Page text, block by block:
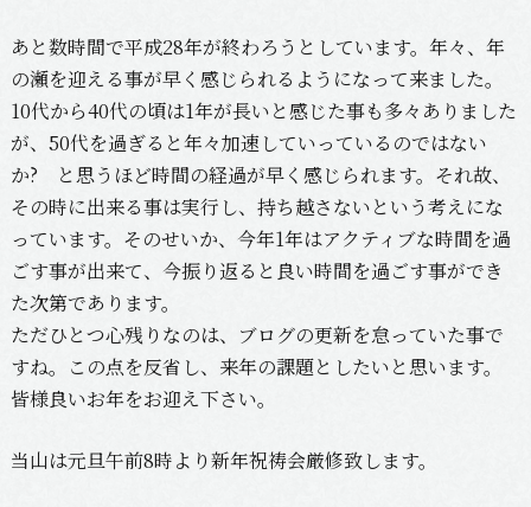
あと数時間で平成28年が終わろうとしています。年々、年
の瀬を迎える事が早く感じられるようになって来ました。
10代から40代の頃は1年が長いと感じた事も多々ありました
が、50代を過ぎると年々加速していっているのではない
か? と思うほど時間の経過が早く感じられます。それ故、
その時に出来る事は実行し、持ち越さないという考えにな
っています。そのせいか、今年1年はアクティブな時間を過
ごす事が出来て、今振り返ると良い時間を過ごす事ができ
た次第であります。
ただひとつ心残りなのは、ブログの更新を怠っていた事で
すね。この点を反省し、来年の課題としたいと思います。
皆様良いお年をお迎え下さい。
当山は元旦午前8時より新年祝祷会厳修致します。